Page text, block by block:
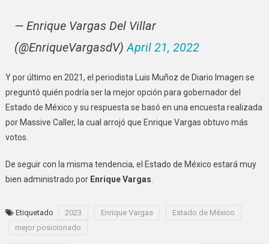
— Enrique Vargas Del Villar
(@EnriqueVargasdV)April 21, 2022
Y por último en 2021, el periodista Luis Muñoz de Diario Imagen se
preguntó quién podría ser la mejor opción para gobernador del
Estado de México y su respuesta se basó en una encuesta realizada
por Massive Caller, la cual arrojó que Enrique Vargas obtuvo más
votos.
De seguir con la misma tendencia, el Estado de México estará muy
bien administrado por Enrique Vargas
Etiquetado 2023 Enrique Vargas
Estado de México
mejor posicionado